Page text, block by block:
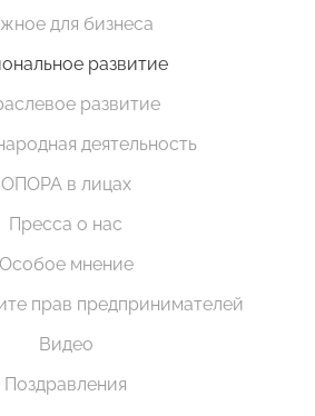
для бизнеса
развитие
развитие
деятельность
ОПОРА в лицах
Пресса о нас
Особое мнение
прав предпринимателей
Видео
Поздравления